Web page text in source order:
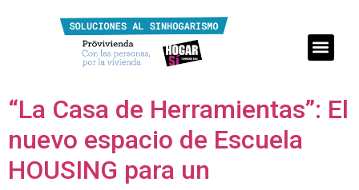
“La Casa de Herramientas”: El
nuevo espacio de Escuela
HOUSING para un